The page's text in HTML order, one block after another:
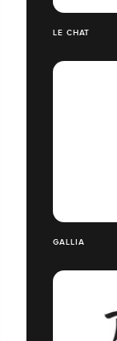
LE CHAT
GALLIA